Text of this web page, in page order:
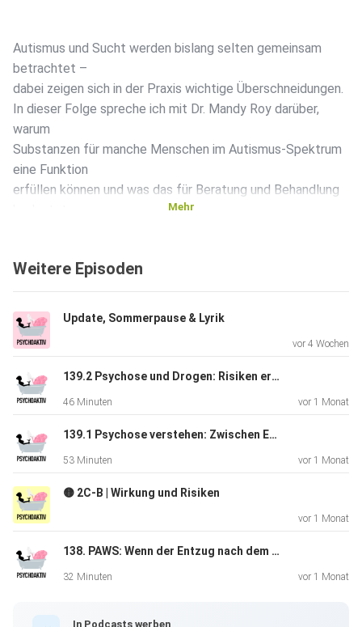
Autismus und Sucht werden bislang selten gemeinsam
betrachtet –
dabei zeigen sich in der Praxis wichtige Überschneidungen.
In dieser Folge spreche ich mit Dr. Mandy Roy darüber,
warum
Substanzen für manche Menschen im Autismus-Spektrum
eine Funktion
erfüllen können und was das für Beratung und Behandlung
autismus-sensibler werden kann.
Hier findest du das LinkedIn von Dr. Mandy Roy
Werbepartner
Daily Gut von BRAINEFFECT: All-in-One-Darmpulver mit
spezialisierten Bakterienstämmen und bis zu sieben Gramm
Ballaststoffen pro Portion. Mit dem Code AKTIV
Garantie
risikofrei testen.
Weitere Links
Mehr
Weitere Episoden
Update, Sommerpause & Lyrik
vor 4 Wochen
139.2 Psychose und Drogen: Risiken erkennen, Betroffene begleiten
46 Minuten vor 1 Monat
139.1 Psychose verstehen: Zwischen Erkrankung, Bedeutung und Stigma
53 Minuten vor 1 Monat
🟡 2C-B | Wirkung und Risiken
vor 1 Monat
138. PAWS: Wenn der Entzug nach dem Entzug kommt
32 Minuten vor 1 Monat
In Podcasts werben